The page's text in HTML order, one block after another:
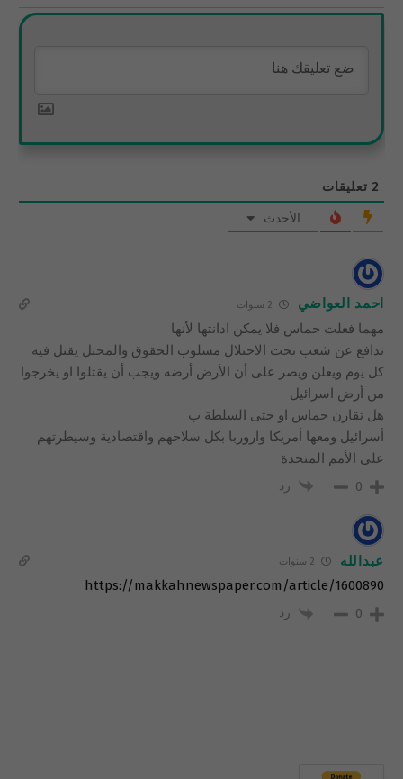
2 تعليقات
الأحدث
احمد العواضي
مهما فعلت حماس فلا يمكن ادانتها لأنها
تدافع عن شعب تحت الاحتلال مسلوب الحقوق والمحتل يقتل فيه
كل يوم ويعلن ويصر على أن الأرض أرضه ويجب أن يقتلوا او يخرجوا
من أرض اسرائيل
هل تقارن حماس او حتى السلطة ب
أسرائيل ومعها أمريكا واروربا بكل سلاحهم واقتصادية وسيطرتهم
على الأمم المتحدة
0 رد
عبدالله
https://makkahnewspaper.com/article/1600890
0 رد